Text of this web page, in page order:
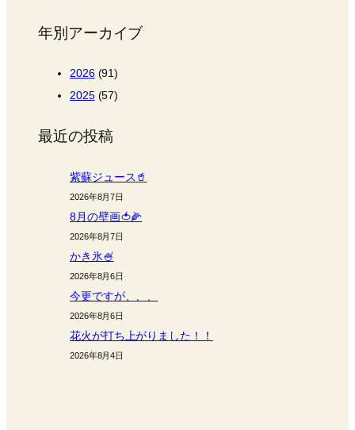
年別アーカイブ
2026(91)
2025(57)
最近の投稿
紫蘇ジュース🥤
2026年8月7日
8月の壁画🍅🌽
2026年8月7日
かき氷🍧
2026年8月6日
今更ですが、、、
2026年8月6日
花火が打ち上がりました！！
2026年8月4日